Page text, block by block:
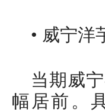
• 威宁洋
当期威
幅居前。